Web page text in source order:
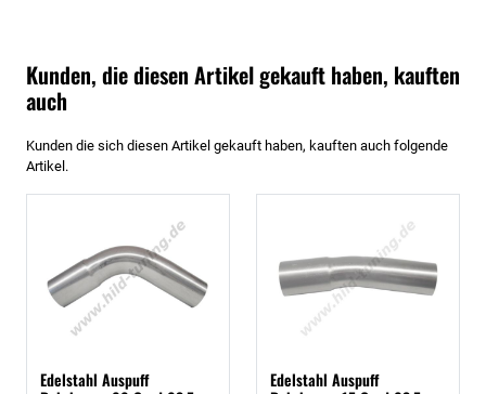
Kunden, die diesen Artikel gekauft haben, kauften
auch
Kunden die sich diesen Artikel gekauft haben, kauften auch folgende
Artikel.
Edelstahl Auspuff
Edelstahl Auspuff